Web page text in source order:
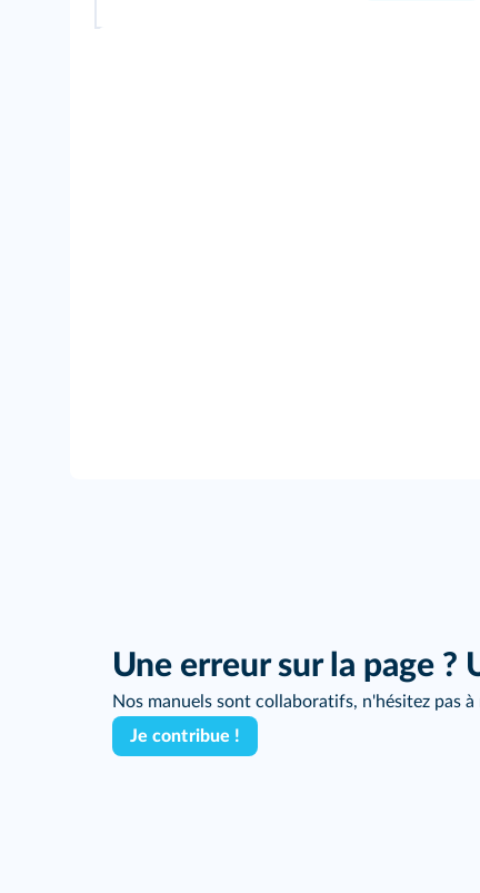
Une erreur sur la page ?
Nos manuels sont collaboratifs, n'hésitez pas
Je contribue !